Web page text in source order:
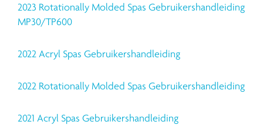
2023 Rotationally Molded Spas Gebruikershandleiding
MP30/TP600
2022 Acryl Spas Gebruikershandleiding
2022 Rotationally Molded Spas Gebruikershandleiding
2021 Acryl Spas Gebruikershandleiding